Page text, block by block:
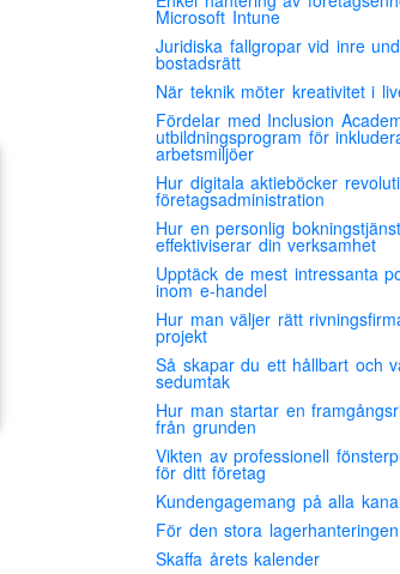
Microsoft Intune
Juridiska fallgropar vid inre
bostadsrätt
När teknik möter kreativitet i
Fördelar med Inclusion
utbildningsprogram för
arbetsmiljöer
Hur digitala aktieböcker
företagsadministration
Hur en personlig bokningstjänst
effektiviserar din verksamhet
Upptäck de mest intressanta
inom e-handel
Hur man väljer rätt
projekt
Så skapar du ett hållbart och
sedumtak
Hur man startar en
från grunden
Vikten av professionell
för ditt företag
Kundengagemang på alla
För den stora lagerhanteringen
Skaffa årets kalender